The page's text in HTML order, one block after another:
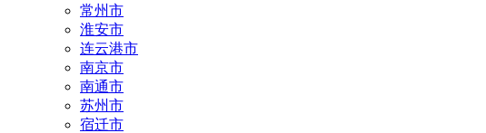
常州市
淮安市
连云港市
南京市
南通市
苏州市
宿迁市